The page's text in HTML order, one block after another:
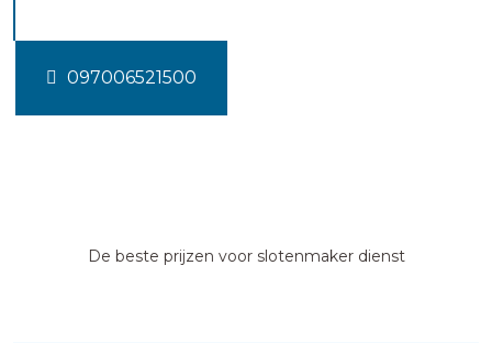
097006521500
De beste prijzen voor slotenmaker dienst